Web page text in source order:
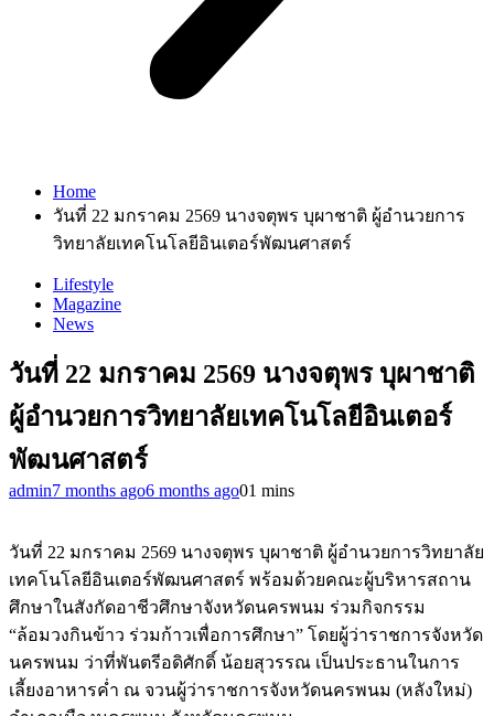
Home
วันที่ 22 มกราคม 2569 นางจตุพร บุผาชาติ ผู้อำนวยการ
วิทยาลัยเทคโนโลยีอินเตอร์พัฒนศาสตร์
Lifestyle
Magazine
News
วันที่ 22 มกราคม 2569 นางจตุพร บุผาชาติ
ผู้อำนวยการวิทยาลัยเทคโนโลยีอินเตอร์
พัฒนศาสตร์
admin7 months ago6 months ago01 mins
วันที่ 22 มกราคม 2569 นางจตุพร บุผาชาติ ผู้อำนวยการวิทยาลัย
เทคโนโลยีอินเตอร์พัฒนศาสตร์ พร้อมด้วยคณะผู้บริหารสถาน
ศึกษาในสังกัดอาชีวศึกษาจังหวัดนครพนม ร่วมกิจกรรม
“ล้อมวงกินข้าว ร่วมก้าวเพื่อการศึกษา” โดยผู้ว่าราชการจังหวัด
นครพนม ว่าที่พันตรีอดิศักดิ์ น้อยสุวรรณ เป็นประธานในการ
เลี้ยงอาหารค่ำ ณ จวนผู้ว่าราชการจังหวัดนครพนม (หลังใหม่)